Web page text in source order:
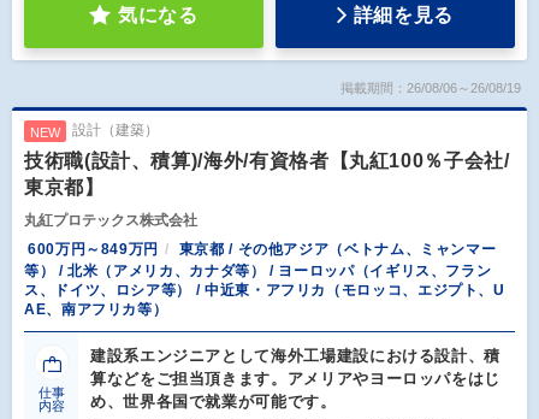
気になる 詳細を見る
掲載期間：26/08/06～26/08/19
NEW 設計（建築）
技術職(設計、積算)/海外/有資格者【丸紅100％子会社/
東京都】
丸紅プロテックス株式会社
600万円～849万円
東京都 / その他アジア（ベトナム、ミャンマー
等） / 北米（アメリカ、カナダ等） / ヨーロッパ（イギリス、フラン
ス、ドイツ、ロシア等） / 中近東・アフリカ（モロッコ、エジプト、U
AE、南アフリカ等）
仕事
内容
建設系エンジニアとして海外工場建設における設計、積
算などをご担当頂きます。アメリアやヨーロッパをはじ
め、世界各国で就業が可能です。